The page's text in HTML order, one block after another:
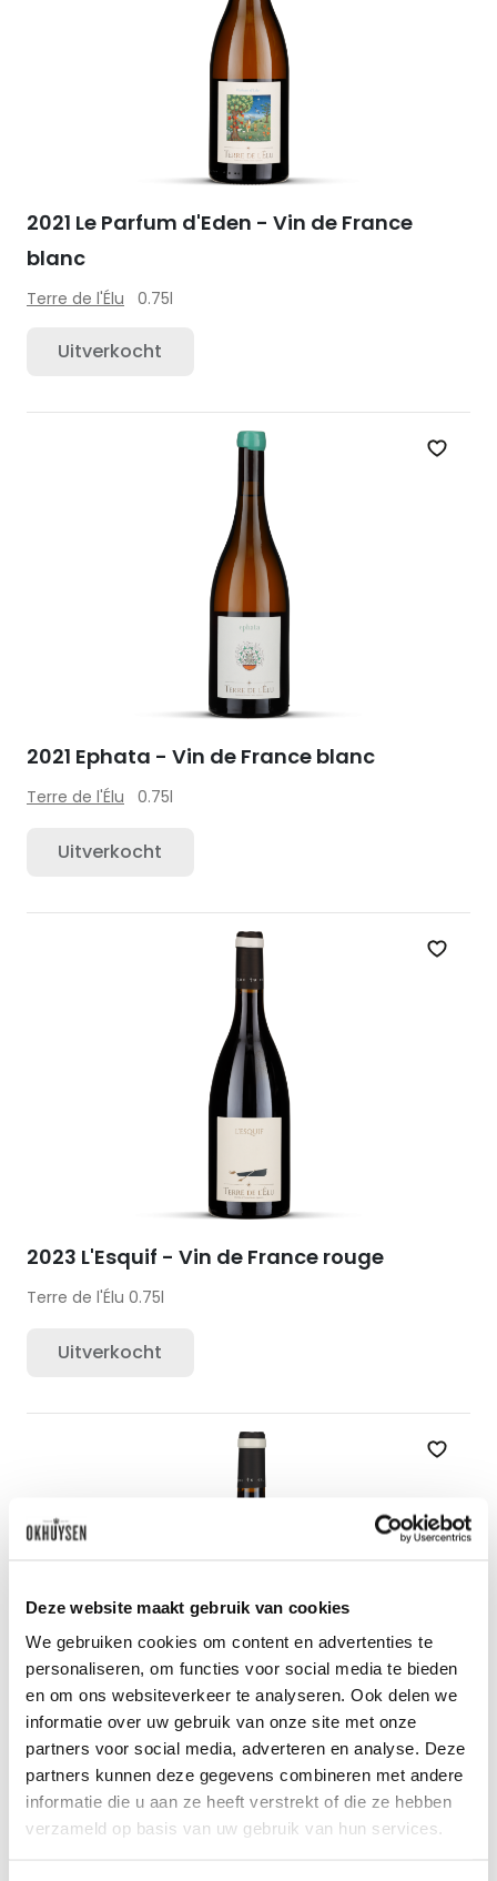
Deze website maakt gebruik van cookies
We gebruiken cookies om content en advertenties te
personaliseren, om functies voor social media te bieden
en om ons websiteverkeer te analyseren. Ook delen we
informatie over uw gebruik van onze site met onze
partners voor social media, adverteren en analyse. Deze
partners kunnen deze gegevens combineren met andere
informatie die u aan ze heeft verstrekt of die ze hebben
verzameld op basis van uw gebruik van hun services.
2021 Le Parfum d'Eden - Vin de France
blanc
Terre de l'Élu 0.75l
Uitverkocht
Zet
2021 Ephata - Vin de France blanc
Terre de l'Élu 0.75l
Uitverkocht
Zet
2023 L'Esquif - Vin de France rouge
Terre de l'Élu 0.75l
Uitverkocht
Zet
2021 L'Aiglerie - Vin de France rouge
Terre de l'Élu 0.75l